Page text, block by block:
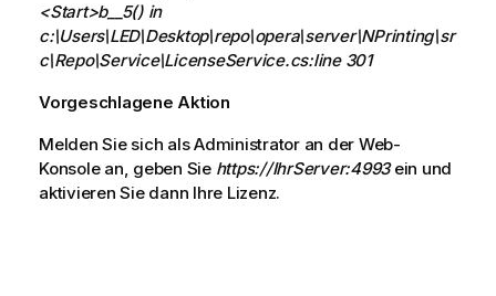
<Start>b__5() in
c:\Users\LED\Desktop\repo\opera\server\NPrinting\sr
c\Repo\Service\LicenseService.cs:line 301
Vorgeschlagene Aktion
Melden Sie sich als Administrator an der Web-
Konsole an, geben Sie https://IhrServer:4993ein und
aktivieren Sie dann Ihre Lizenz.